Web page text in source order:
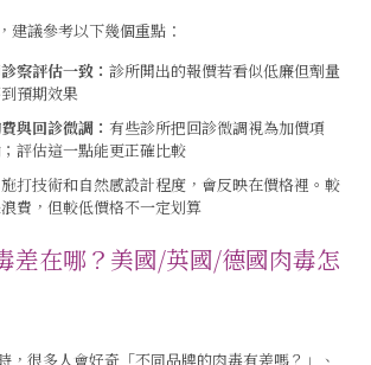
建議參考以下幾個重點：
察評估一致： 診所開出的報價若看似低廉但劑量
預期效果
與回診微調： 有些診所把回診微調視為加價項
評估這一點能更正確比較
施打技術和自然感設計程度，會反映在價格裡。較
費，但較低價格不一定划算
差在哪？美國/英國/德國肉毒怎
，很多人會好奇「不同品牌的肉毒有差嗎？」、